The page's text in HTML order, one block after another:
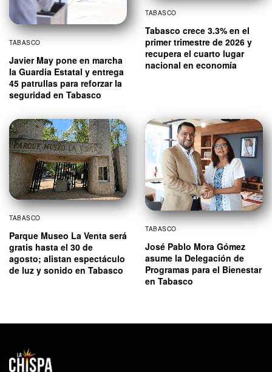
TABASCO
Javier May pone en marcha
la Guardia Estatal y entrega
45 patrullas para reforzar la
seguridad en Tabasco
TABASCO
Tabasco crece 3.3% en el
primer trimestre de 2026 y
recupera el cuarto lugar
nacional en economía
TABASCO
Parque Museo La Venta será
gratis hasta el 30 de
agosto; alistan espectáculo
de luz y sonido en Tabasco
TABASCO
José Pablo Mora Gómez
asume la Delegación de
Programas para el Bienestar
en Tabasco